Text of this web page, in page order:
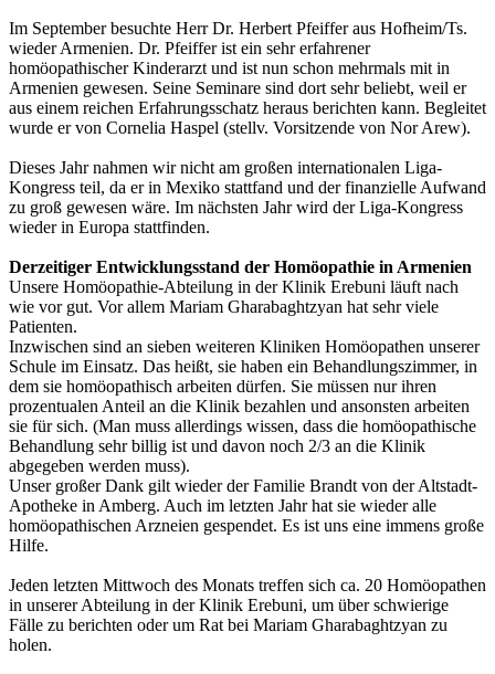
Im September besuchte Herr Dr. Herbert Pfeiffer aus Hofheim/Ts.
wieder Armenien. Dr. Pfeiffer ist ein sehr erfahrener
homöopathischer Kinderarzt und ist nun schon mehrmals mit in
Armenien gewesen. Seine Seminare sind dort sehr beliebt, weil er
aus einem reichen Erfahrungsschatz heraus berichten kann. Begleitet
wurde er von Cornelia Haspel (stellv. Vorsitzende von Nor Arew).
Dieses Jahr nahmen wir nicht am großen internationalen Liga-
Kongress teil, da er in Mexiko stattfand und der finanzielle Aufwand
zu groß gewesen wäre. Im nächsten Jahr wird der Liga-Kongress
wieder in Europa stattfinden.
Derzeitiger Entwicklungsstand der Homöopathie in Armenien
Unsere Homöopathie-Abteilung in der Klinik Erebuni läuft nach
wie vor gut. Vor allem Mariam Gharabaghtzyan hat sehr viele
Patienten.
Inzwischen sind an sieben weiteren Kliniken Homöopathen unserer
Schule im Einsatz. Das heißt, sie haben ein Behandlungszimmer, in
dem sie homöopathisch arbeiten dürfen. Sie müssen nur ihren
prozentualen Anteil an die Klinik bezahlen und ansonsten arbeiten
sie für sich. (Man muss allerdings wissen, dass die homöopathische
Behandlung sehr billig ist und davon noch 2/3 an die Klinik
abgegeben werden muss).
Unser großer Dank gilt wieder der Familie Brandt von der Altstadt-
Apotheke in Amberg. Auch im letzten Jahr hat sie wieder alle
homöopathischen Arzneien gespendet. Es ist uns eine immens große
Hilfe.
Jeden letzten Mittwoch des Monats treffen sich ca. 20 Homöopathen
in unserer Abteilung in der Klinik Erebuni, um über schwierige
Fälle zu berichten oder um Rat bei Mariam Gharabaghtzyan zu
holen.